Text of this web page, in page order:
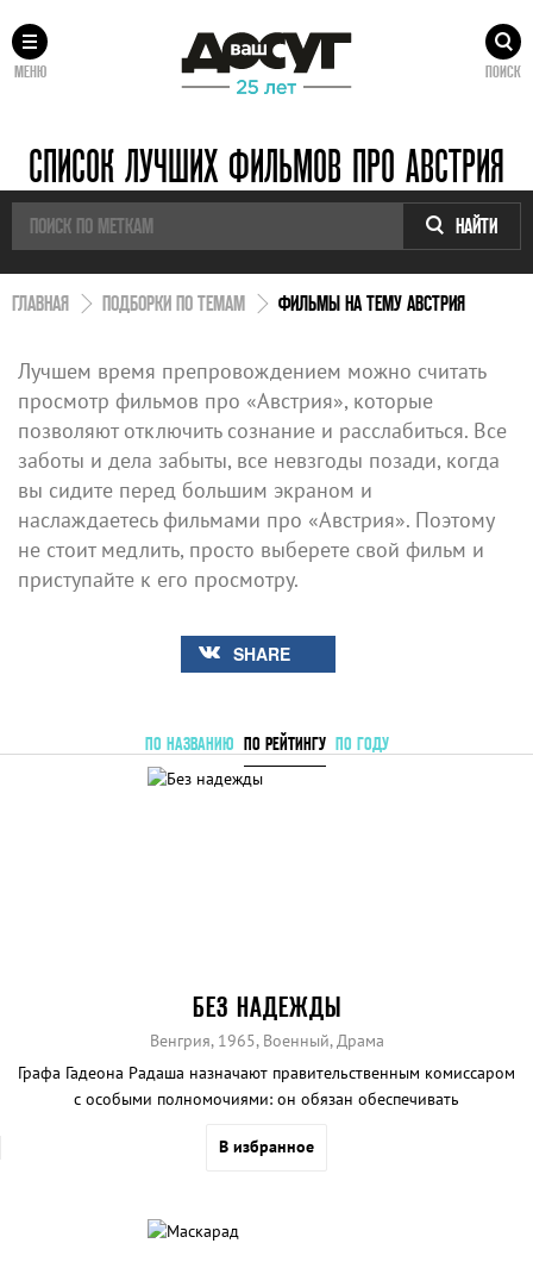
МЕНЮ ПОИСК
СПИСОК ЛУЧШИХ ФИЛЬМОВ ПРО АВСТРИЯ
НАЙТИ
ГЛАВНАЯ ПОДБОРКИ ПО ТЕМАМ ФИЛЬМЫ НА ТЕМУ АВСТРИЯ
Лучшем время препровождением можно считать
просмотр фильмов про «Австрия», которые
позволяют отключить сознание и расслабиться. Все
заботы и дела забыты, все невзгоды позади, когда
вы сидите перед большим экраном и
наслаждаетесь фильмами про «Австрия». Поэтому
не стоит медлить, просто выберете свой фильм и
приступайте к его просмотру.
SHARE
ПО НАЗВАНИЮ ПО РЕЙТИНГУ ПО ГОДУ
БЕЗ НАДЕЖДЫ
Венгрия, 1965, Военный, Драма
Графа Гадеона Радаша назначают правительственным комиссаром
с особыми полномочиями: он обязан обеспечивать
В избранное